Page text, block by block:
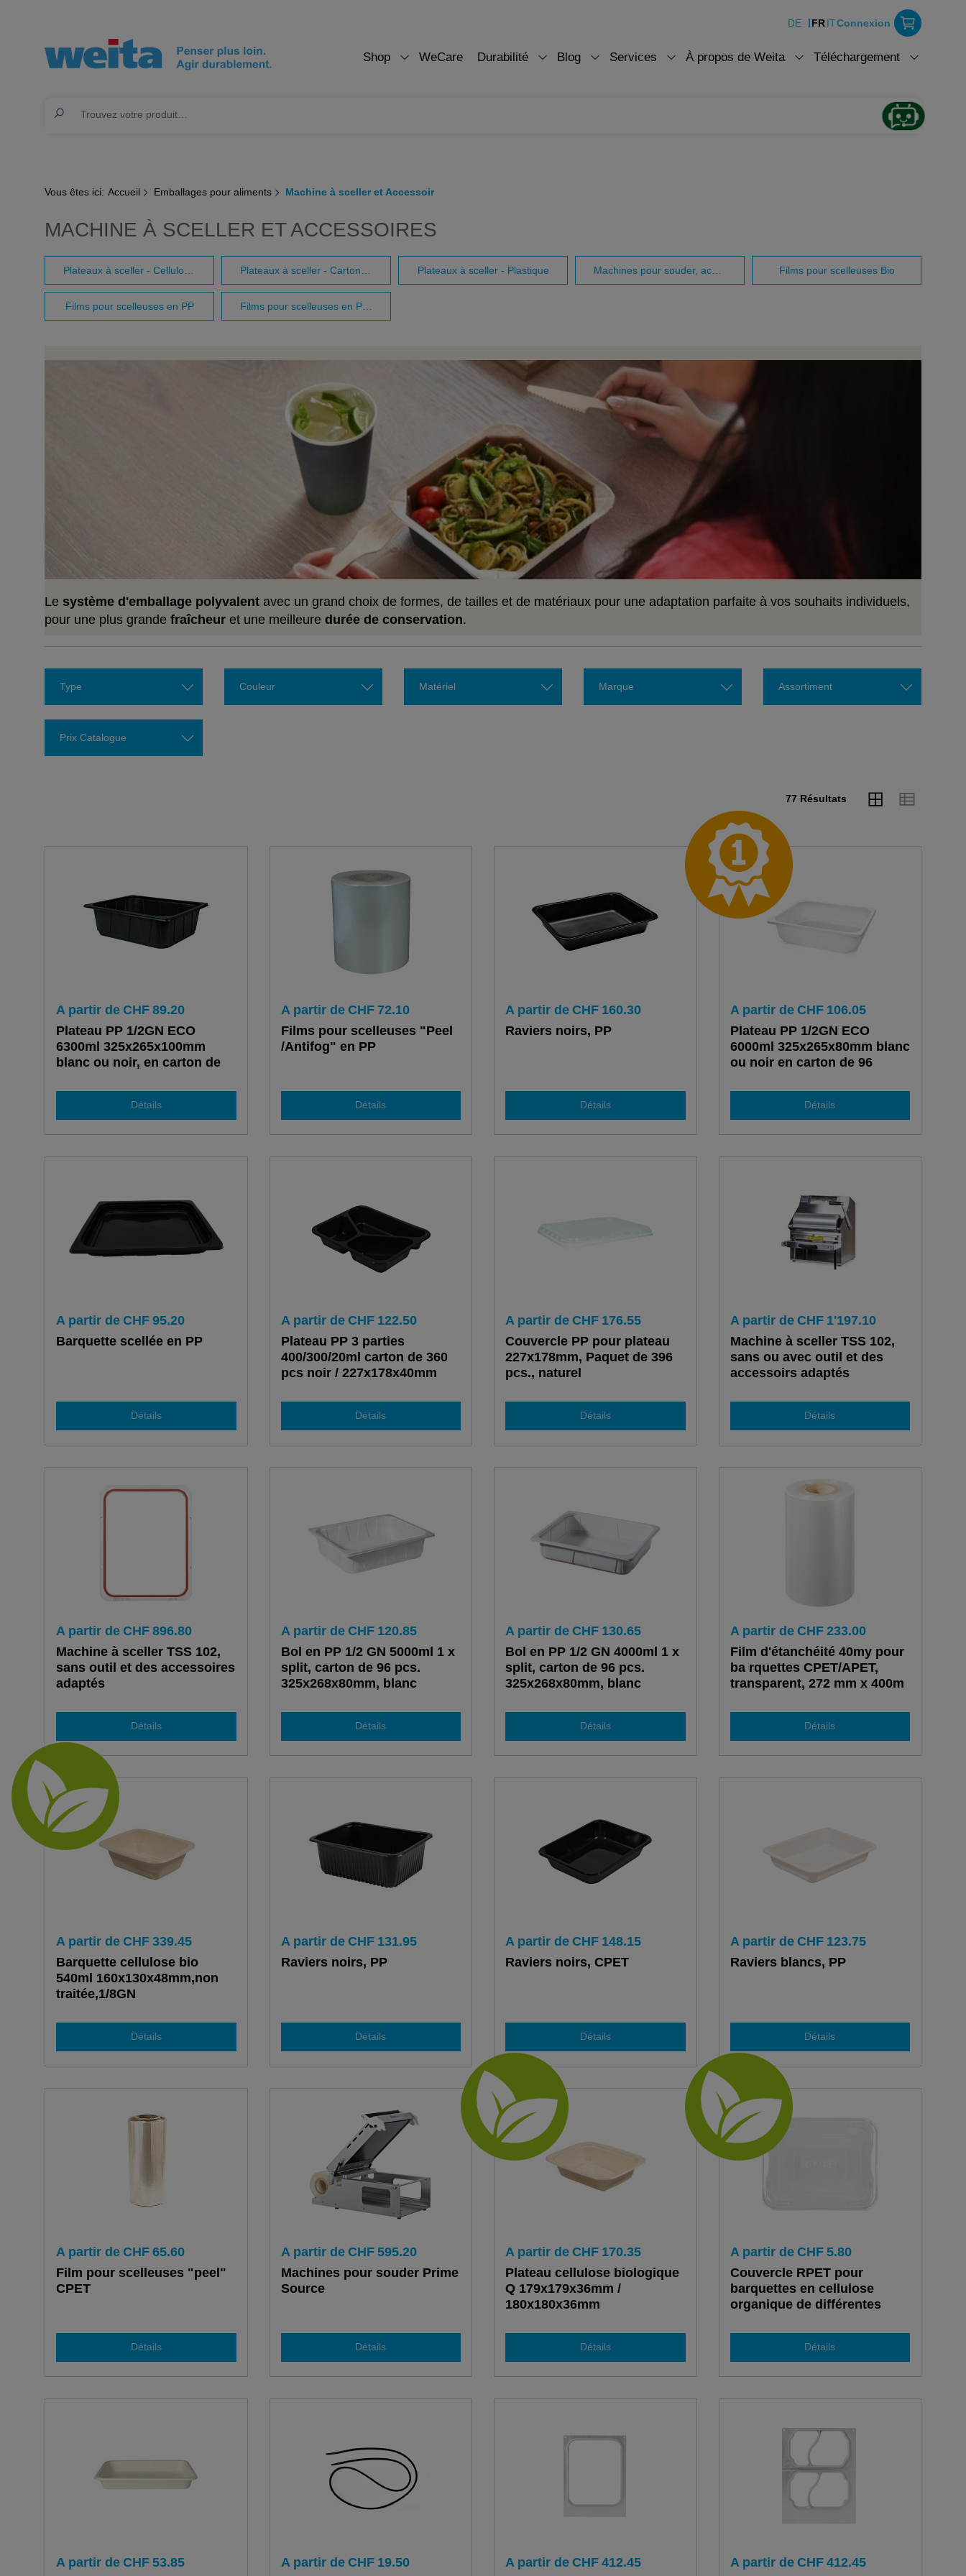
DE FRITConnexion
Shop WeCare Durabilité Blog Services À propos de Weita Téléchargement
Vous êtes ici: Accueil Emballages pour aliments Machine à sceller et Accessoir
MACHINE À SCELLER ET ACCESSOIRES
Plateaux à sceller - Plastique Films pour scelleuses Bio
Films pour scelleuses en PP
Le système d'emballage polyvalent avec un grand choix de formes, de tailles et de matériaux pour une adaptation parfaite à vos souhaits individuels,
pour une plus grande fraîcheur et une meilleure durée de conservation.
Type Couleur Matériel Marque Assortiment
Prix Catalogue
77 Résultats
A partir de CHF 89.20
Plateau PP 1/2GN ECO
6300ml 325x265x100mm
blanc ou noir, en carton de
Détails
A partir de CHF 72.10
Films pour scelleuses "Peel
/Antifog" en PP
Détails
A partir de CHF 160.30
Raviers noirs, PP
Détails
A partir de CHF 106.05
Plateau PP 1/2GN ECO
6000ml 325x265x80mm blanc
ou noir en carton de 96
Détails
A partir de CHF 95.20
Barquette scellée en PP
Détails
A partir de CHF 122.50
Plateau PP 3 parties
400/300/20ml carton de 360
pcs noir / 227x178x40mm
Détails
A partir de CHF 176.55
Couvercle PP pour plateau
227x178mm, Paquet de 396
pcs., naturel
Détails
A partir de CHF 1'197.10
Machine à sceller TSS 102,
sans ou avec outil et des
accessoirs adaptés
Détails
A partir de CHF 896.80
Machine à sceller TSS 102,
sans outil et des accessoires
adaptés
Détails
A partir de CHF 120.85
Bol en PP 1/2 GN 5000ml 1 x
split, carton de 96 pcs.
325x268x80mm, blanc
Détails
A partir de CHF 130.65
Bol en PP 1/2 GN 4000ml 1 x
split, carton de 96 pcs.
325x268x80mm, blanc
Détails
A partir de CHF 233.00
Film d'étanchéité 40my pour
ba rquettes CPET/APET,
transparent, 272 mm x 400m
Détails
A partir de CHF 339.45
Barquette cellulose bio
540ml 160x130x48mm,non
traitée,1/8GN
Détails
A partir de CHF 131.95
Raviers noirs, PP
Détails
A partir de CHF 148.15
Raviers noirs, CPET
Détails
A partir de CHF 123.75
Raviers blancs, PP
Détails
A partir de CHF 65.60
Film pour scelleuses "peel"
CPET
Détails
A partir de CHF 595.20
Machines pour souder Prime
Source
Détails
A partir de CHF 170.35
Plateau cellulose biologique
Q 179x179x36mm /
180x180x36mm
Détails
A partir de CHF 5.80
Couvercle RPET pour
barquettes en cellulose
organique de différentes
Détails
A partir de CHF 53.85
A partir de CHF 19.50
A partir de CHF 412.45
A partir de CHF 412.45